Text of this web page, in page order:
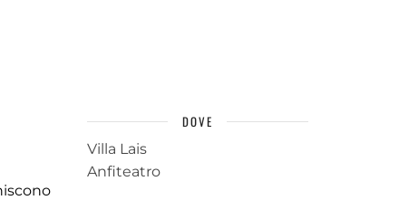
DOVE
Villa Lais
Anfiteatro